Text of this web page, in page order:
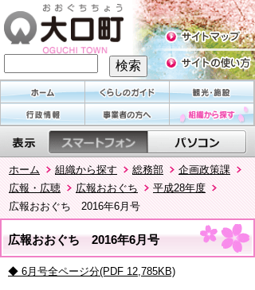
ホーム 組織から探す 総務部
企画政策課
広報・広聴
広報おおぐち
平成28年度
広報おおぐち 2016年6月号
広報おおぐち 2016年6月号
◆ 6月号全ページ分(PDF 12,785KB)